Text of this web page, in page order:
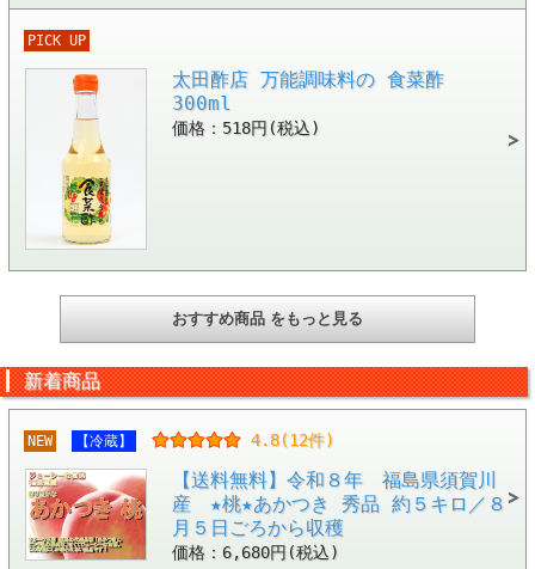
PICK UP
太田酢店 万能調味料の 食菜酢
300ml
価格：518円(税込)
おすすめ商品 をもっと見る
新着商品
NEW 【冷蔵】 4.8(12件)
【送料無料】令和８年 福島県須賀川
産 ★桃★あかつき 秀品 約５キロ／８
月５日ごろから収穫
価格：6,680円(税込)